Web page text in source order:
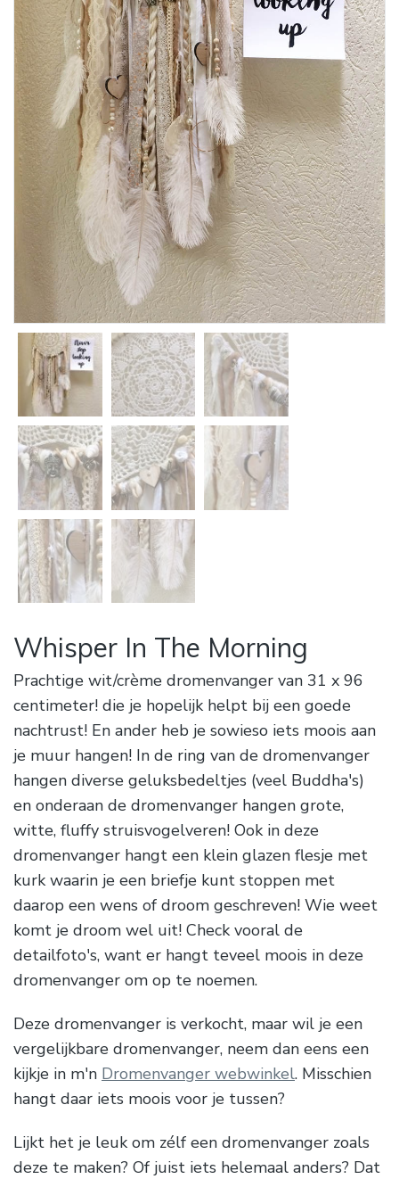
Whisper In The Morning
Prachtige wit/crème dromenvanger van 31 x 96
centimeter! die je hopelijk helpt bij een goede
nachtrust! En ander heb je sowieso iets moois aan
je muur hangen! In de ring van de dromenvanger
hangen diverse geluksbedeltjes (veel Buddha's)
en onderaan de dromenvanger hangen grote,
witte, fluffy struisvogelveren! Ook in deze
dromenvanger hangt een klein glazen flesje met
kurk waarin je een briefje kunt stoppen met
daarop een wens of droom geschreven! Wie weet
komt je droom wel uit! Check vooral de
detailfoto's, want er hangt teveel moois in deze
dromenvanger om op te noemen.
Deze dromenvanger is verkocht, maar wil je een
vergelijkbare dromenvanger, neem dan eens een
kijkje in m'n Dromenvanger webwinkel. Misschien
hangt daar iets moois voor je tussen?
Lijkt het je leuk om zélf een dromenvanger zoals
deze te maken? Of juist iets helemaal anders? Dat